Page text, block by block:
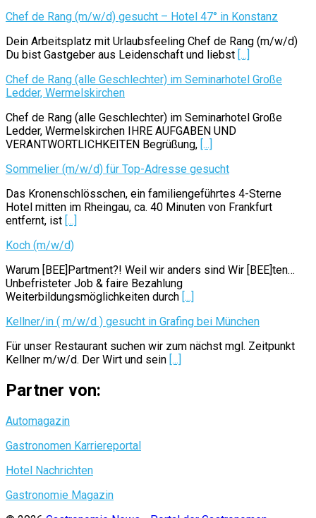
Chef de Rang (m/w/d) gesucht – Hotel 47° in Konstanz
Dein Arbeitsplatz mit Urlaubsfeeling Chef de Rang (m/w/d)
Du bist Gastgeber aus Leidenschaft und liebst [...]
Chef de Rang (alle Geschlechter) im Seminarhotel Große
Ledder, Wermelskirchen
Chef de Rang (alle Geschlechter) im Seminarhotel Große
Ledder, Wermelskirchen IHRE AUFGABEN UND
VERANTWORTLICHKEITEN Begrüßung, [...]
Sommelier (m/w/d) für Top-Adresse gesucht
Das Kronenschlösschen, ein familiengeführtes 4-Sterne
Hotel mitten im Rheingau, ca. 40 Minuten von Frankfurt
entfernt, ist [...]
Koch (m/w/d)
Warum [BEE]Partment?! Weil wir anders sind Wir [BEE]ten…
Unbefristeter Job & faire Bezahlung
Weiterbildungsmöglichkeiten durch [...]
Kellner/in ( m/w/d ) gesucht in Grafing bei München
Für unser Restaurant suchen wir zum nächst mgl. Zeitpunkt
Kellner m/w/d. Der Wirt und sein [...]
Partner von:
Automagazin
Gastronomen Karriereportal
Hotel Nachrichten
Gastronomie Magazin